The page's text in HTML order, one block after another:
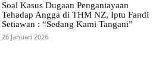
Soal Kasus Dugaan Penganiayaan
Tehadap Angga di THM NZ, Iptu Fandi
Setiawan : “Sedang Kami Tangani”
26 Januari 2026